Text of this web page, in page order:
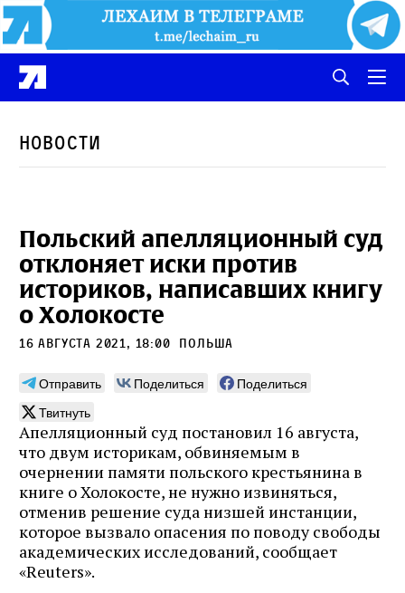
Новости
Польский апелляционный суд
отклоняет иски против
историков, написавших книгу
о Холокосте
16 августа 2021, 18:00 польша
Отправить Поделиться
Поделиться
Твитнуть
Апелляционный суд постановил 16 августа,
что двум историкам, обвиняемым в
очернении памяти польского крестьянина в
книге о Холокосте, не нужно извиняться,
отменив решение суда низшей инстанции,
которое вызвало опасения по поводу свободы
академических исследований, сообщает
«Reuters».